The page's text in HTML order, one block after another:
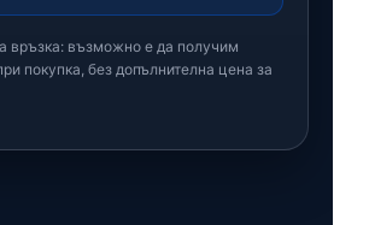
връзка: възможно е да получим
покупка, без допълнителна цена за